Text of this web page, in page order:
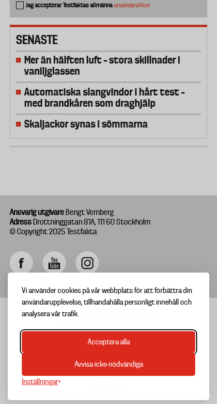
Vi använder cookies på vår webbplats för att förbättra din
användarupplevelse, tillhandahålla personligt innehåll och
analysera vår trafik.
Acceptera alla
Avvisa icke-nödvändiga
Inställningar
Jag accepterar Testfaktas allmännaanvändarvillkor
SENASTE
Mer än hälften luft – stora skillnader i
vaniljglassen
Automatiska slangvindor i hårt test –
med brandkåren som draghjälp
Skaljackor synas i sömmarna
Ansvarig utgivare Bengt Vernberg
Adress Drottninggatan 81A, 111 60 Stockholm
© Copyright 2025 Testfakta
Footer
menu
TIPSA OSS
OM TESTFAKTA
NYHETSBREV